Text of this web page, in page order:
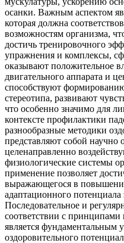
осанки. Важным аспектом
которая должна
возможностям организма,
достичь тренировочного
упражнения и комплексы,
оказывают положительное
двигательного аппарата и
способствуют
стереотипа, развивают
что особенно значимо для
контексте профилактики
разнообразные методики
представляют собой научно
целенаправленно
физиологические системы
применение позволяет
выражающегося в
адаптационного
Последовательное и
соответствии с принципами
является фундаментальным
оздоровительного